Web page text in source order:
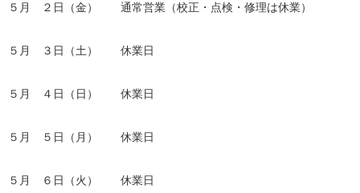
５月 ２日（金） 通常営業（校正・点検・修理は休業）
５月 ３日（土） 休業日
５月 ４日（日） 休業日
５月 ５日（月） 休業日
５月 ６日（火） 休業日